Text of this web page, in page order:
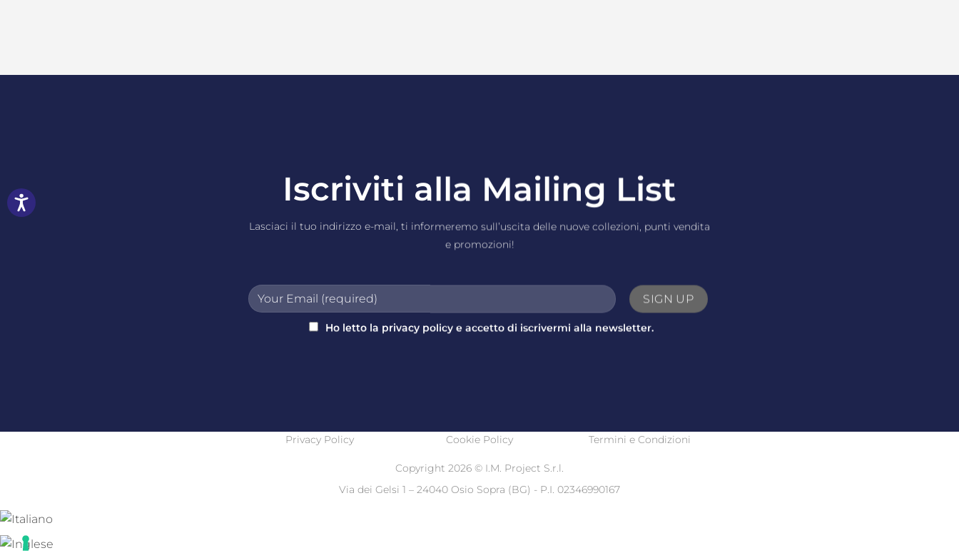
Iscriviti alla Mailing List
Lasciaci il tuo indirizzo e-mail, ti informeremo sull’uscita delle nuove collezioni, punti vendita
e promozioni!
Ho letto la privacy policy e accetto di iscrivermi alla newsletter.
Privacy Policy Cookie Policy Termini e Condizioni
Copyright 2026 © I.M. Project S.r.l.
Via dei Gelsi 1 – 24040 Osio Sopra (BG) - P.I. 02346990167